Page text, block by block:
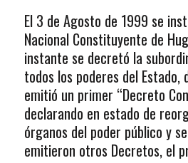
El 3 de Agosto de 1999 se
Nacional Constituyente de
instante se decretó la
todos los poderes del Estado,
emitió un primer “Decreto
declarando en estado de
órganos del poder público y
emitieron otros Decretos, el